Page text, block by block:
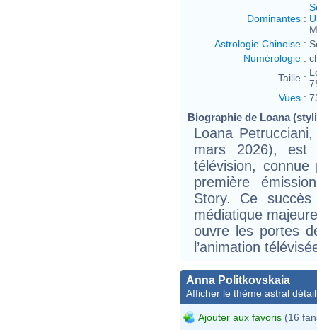
Dominantes :
Astrologie Chinoise :
Numérologie :
Taille :
Vues :
Biographie de Loana
Loana
mars 2026), est
télévision,
première
Story. Ce
médiatique
ouvre les portes
l’animation
Anna Politkovskaia
Afficher le thème astral
Ajouter aux favoris (16